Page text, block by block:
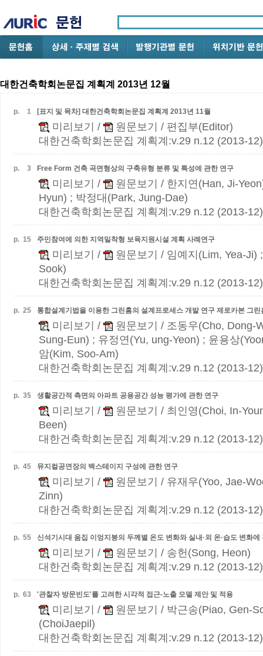
대한건축학회논문집 계획계 2013년 12월
p. 1 [표지 및 목차] 대한건축학회논문집 계획계 2013년 11월
미리보기 / 원문보기
/ 편집부(Editor)
대한건축학회논문집 계획계:v.29 n.12 (2013-12)
p. 3 Free Form 건축 곡면형상의 구축유형 분류 및 특성에 관한 연구
미리보기 / 원문보기
/ 한지연(Han, Ji-
Hyun) ; 박정대(Park, Jung-Dae)
대한건축학회논문집 계획계:v.29 n.12 (2013-12)
p. 15 주민참여에 의한 지역밀착형 보육지원시설 계획 사례연구
미리보기 / 원문보기
/ 임예지(Lim, Yea-Ji)
Sook)
대한건축학회논문집 계획계:v.29 n.12 (2013-12)
p. 25 통합설계기법을 이용한 그린홈의 설계프로세스 개발 연구 제로카본 그린
미리보기 / 원문보기
/ 조동우(Cho, Dong-
Sung-Eun) ; 유정연(Yu, ung-Yeon) ; 윤용상
암(Kim, Soo-Am)
대한건축학회논문집 계획계:v.29 n.12 (2013-12)
p. 35 생활공간적 측면의 아파트 공용공간 성능 평가에 관한 연구
미리보기 / 원문보기
/ 최인영(Choi, In-
Been)
대한건축학회논문집 계획계:v.29 n.12 (2013-12)
p. 45 뮤지컬공연장의 백스테이지 구성에 관한 연구
미리보기 / 원문보기
/ 유재우(Yoo, Jae-
Zinn)
대한건축학회논문집 계획계:v.29 n.12 (2013-12)
p. 55 신석기시대 움집 이엉지붕의 두께별 온도 변화와 실내·외 온·습도 변화에
미리보기 / 원문보기
/ 송헌(Song, Heon)
대한건축학회논문집 계획계:v.29 n.12 (2013-12)
p. 63 '관찰자 방문빈도'를 고려한 시각적 접근-노출 모델 제안 및 적용
미리보기 / 원문보기
/ 박근송(Piao, Gen-
(ChoiJaepil)
대한건축학회논문집 계획계:v.29 n.12 (2013-12)